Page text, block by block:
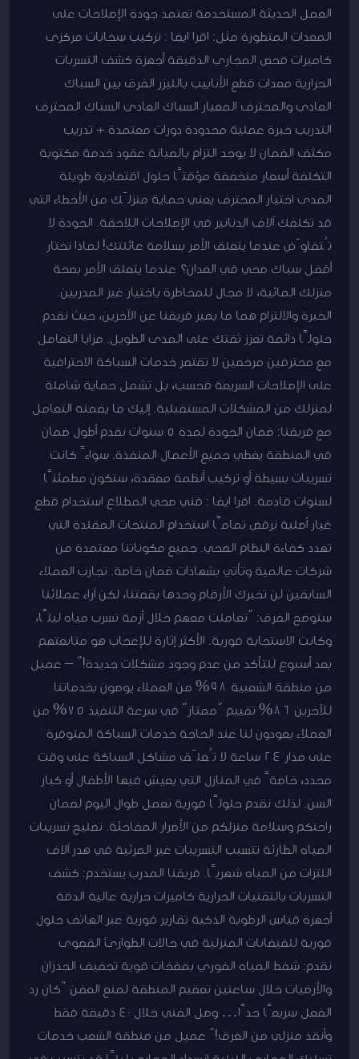
العمل الحديثة المستخدمة تعتمد جودة الإصلاحات على
المعدات المتطورة مثل: اقرا ايضا : تركيب سخانات مركزى
كاميرات فحص المجاري الدقيقة أجهزة كشف التسربات
الحرارية معدات قطع الأنابيب بالليزر الفرق بين السباك
العادي والمحترف المعيار السباك العادي السباك المحترف
التدريب خبرة عملية محدودة دورات معتمدة + تدريب
مكثف الضمان لا يوجد التزام بالصيانة عقود خدمة مكتوبة
التكلفة أسعار منخفضة مؤقتًا حلول اقتصادية طويلة
المدى اختيار المحترف يعني حماية منزلَك من الأخطاء التي
قد تكلفك آلاف الدنانير في الإصلاحات اللاحقة. الجودة لا
تُتفاوَض عندما يتعلق الأمر بسلامة عائلتك! لماذا تختار
أفضل سباك صحي في العدان؟ عندما يتعلق الأمر بصحة
منزلك المائية، لا مجال للمخاطرة باختيار غير المدربين.
الخبرة والالتزام هما ما يميز فريقنا عن الآخرين، حيث نقدم
حلولًا دائمة تعزز ثقتك على المدى الطويل. مزايا التعامل
مع محترفين مرخصين لا تقتصر خدمات السباكة الاحترافية
على الإصلاحات السريعة فحسب، بل تشمل حماية شاملة
لمنزلك من المشكلات المستقبلية. إليك ما يضمنه التعامل
مع فريقنا: ضمان الجودة لمدة 5 سنوات نقدم أطول ضمان
في المنطقة يغطي جميع الأعمال المنفذة. سواءً كانت
تسريبات بسيطة أو تركيب أنظمة معقدة، ستكون مطمئنًا
لسنوات قادمة. اقرا ايضا : فني صحي المطلاع استخدام قطع
غيار أصلية نرفض تمامًا استخدام المنتجات المقلدة التي
تهدد كفاءة النظام الصحي. جميع مكوناتنا معتمدة من
شركات عالمية وتأتي بشهادات ضمان خاصة. تجارب العملاء
السابقين لن تخبرك الأرقام وحدها بقصتنا، لكن آراء عملائنا
ستوضح الفرق: “تعاملت معهم خلال أزمة تسرب مياه ليلًا،
وكانت الاستجابة فورية. الأكثر إثارة للإعجاب هو متابعتهم
بعد أسبوع للتأكد من عدم وجود مشكلات جديدة!” – عميل
من منطقة الشعبية 98% من العملاء يوصون بخدماتنا
للآخرين 86% تقييم “ممتاز” في سرعة التنفيذ 75% من
العملاء يعودون لنا عند الحاجة خدمات السباكة المتوفرة
على مدار 24 ساعة لا تُعلّق مشاكل السباكة على وقت
محدد، خاصةً في المنازل التي يعيش فيها الأطفال أو كبار
السن. لذلك نقدم حلولًا فورية تعمل طوال اليوم لضمان
راحتكم وسلامة منزلكم من الأضرار المفاجئة. تصليح تسريبات
المياه الطارئة تتسبب التسريبات غير المرئية في هدر آلاف
اللترات من المياه شهريًا. فريقنا المدرب يستخدم: كشف
التسربات بالتقنيات الحرارية كاميرات حرارية عالية الدقة
أجهزة قياس الرطوبة الذكية تقارير فورية عبر الهاتف حلول
فورية للفيضانات المنزلية في حالات الطوارئ القصوى
نقدم: شفط المياه الفوري بمضخات قوية تجفيف الجدران
والأرضيات خلال ساعتين تعقيم المنطقة لمنع العفن “كان رد
الفعل سريعًا جدًا… وصل الفني خلال 40 دقيقة فقط
وأنقذ منزلي من الغرق!” عميل من منطقة الشعب خدمات